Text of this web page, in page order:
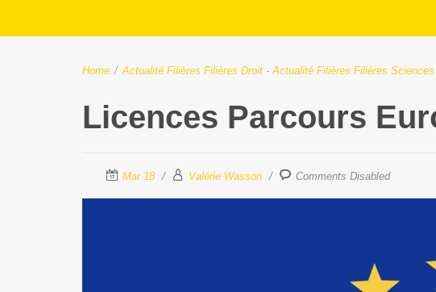
Home / Actualité Filières Filières Droit -Actualité Filières Filières
Licences Parcours
Mar 18 Valérie Wasson Comments Disabled